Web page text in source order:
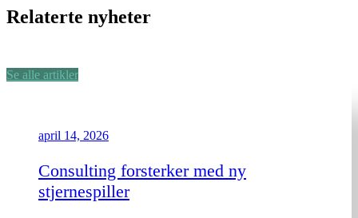
Relaterte nyheter
Se alle artikler
april 14, 2026
Consulting forsterker med ny
stjernespiller